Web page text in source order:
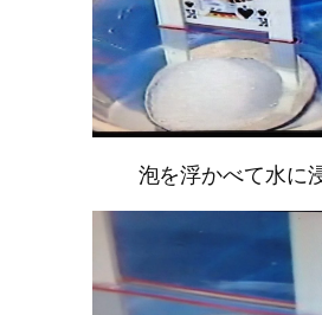
泡を浮かべて水に